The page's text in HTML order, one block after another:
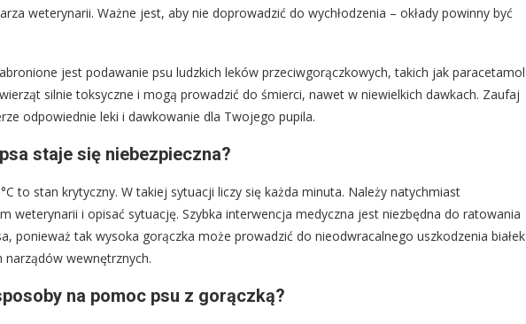
weterynarii. Ważne jest, aby nie doprowadzić do wychłodzenia – okłady powinny być
jest podawanie psu ludzkich leków przeciwgorączkowych, takich jak paracetamol
silnie toksyczne i mogą prowadzić do śmierci, nawet w niewielkich dawkach. Zaufaj
odpowiednie leki i dawkowanie dla Twojego pupila.
staje się niebezpieczna?
to stan krytyczny. W takiej sytuacji liczy się każda minuta. Należy natychmiast
weterynarii i opisać sytuację. Szybka interwencja medyczna jest niezbędna do ratowania
ponieważ tak wysoka gorączka może prowadzić do nieodwracalnego uszkodzenia białek
wewnętrznych.
na pomoc psu z gorączką?